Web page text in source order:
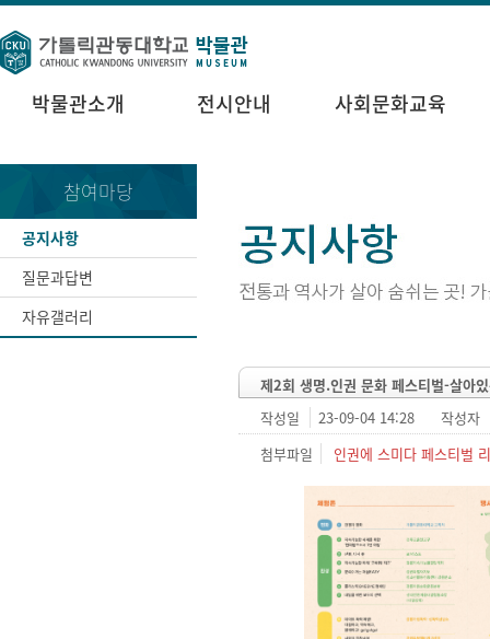
박물관소개 전시안내 사회문화교육
참여마당
공지사항
질문과답변
자유갤러리
제2회 생명.인권 문화 페스티벌-살아
작성일
23-09-04 14:28
작성자
첨부파일
인권에 스미다 페스티벌